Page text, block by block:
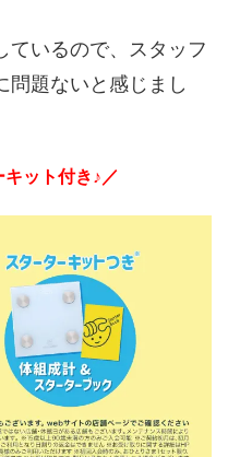
ているので、スタッフ
問題ないと感じまし
ット付き♪／